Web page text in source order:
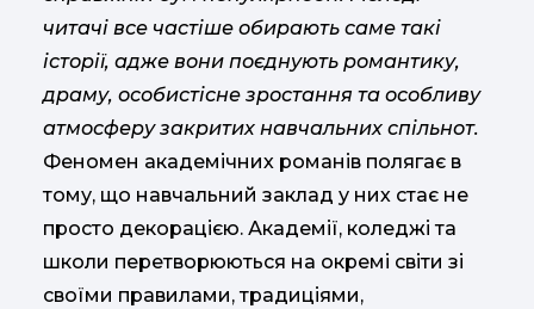
читачі все частіше обирають саме такі
історії, адже вони поєднують романтику,
драму, особистісне зростання та особливу
атмосферу закритих навчальних спільнот.
Феномен академічних романів полягає в
тому, що навчальний заклад у них стає не
просто декорацією. Академії, коледжі та
школи перетворюються на окремі світи зі
своїми правилами, традиціями,